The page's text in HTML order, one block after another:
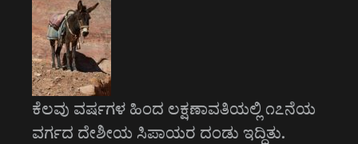
ಕೆಲವು ವರ್ಷಗಳ ಹಿಂದ ಲಕ್ಷಣಾವತಿಯಲ್ಲಿ ೧೭ನೆಯ
ವರ್ಗದ ದೇಶೀಯ ಸಿಪಾಯರ ದಂಡು ಇದ್ದಿತು.